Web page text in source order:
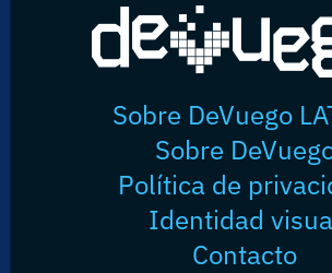
Sobre DeVuego
Sobre
Política de
Identidad
Contacto